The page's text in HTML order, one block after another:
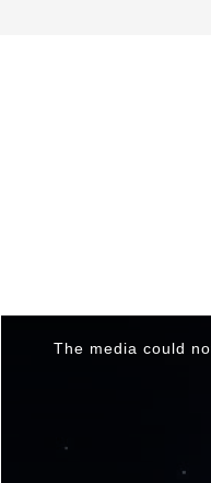
The media could